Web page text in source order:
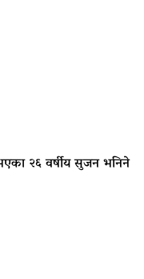
२६ वर्षीय सुजन भनिने